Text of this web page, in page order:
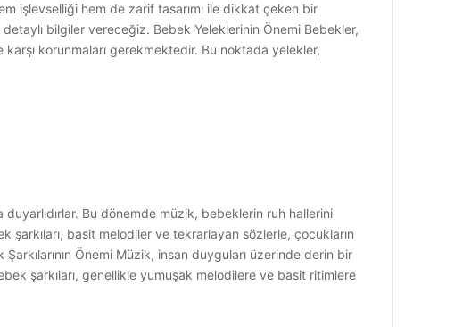
işlevselliği hem de zarif tasarımı ile dikkat çeken bir
bilgiler vereceğiz. Bebek Yeleklerinin Önemi Bebekler,
korunmaları gerekmektedir. Bu noktada yelekler,
duyarlıdırlar. Bu dönemde müzik, bebeklerin ruh hallerini
şarkıları, basit melodiler ve tekrarlayan sözlerle, çocukların
Önemi Müzik, insan duyguları üzerinde derin bir
şarkıları, genellikle yumuşak melodilere ve basit ritimlere